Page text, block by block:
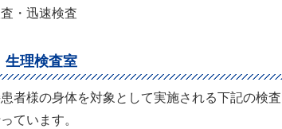
・迅速検査
生理検査室
者様の身体を対象として実施される下記の検査
ています。